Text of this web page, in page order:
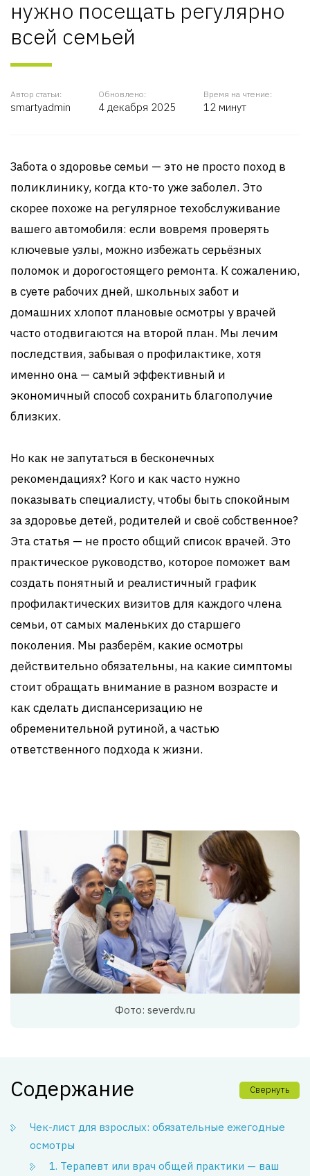
нужно посещать регулярно
всей семьей
Автор статьи:
smartyadmin
Обновлено:
4 декабря 2025
Время на чтение:
12 минут
Забота о здоровье семьи — это не просто поход в
поликлинику, когда кто-то уже заболел. Это
скорее похоже на регулярное техобслуживание
вашего автомобиля: если вовремя проверять
ключевые узлы, можно избежать серьёзных
поломок и дорогостоящего ремонта. К сожалению,
в суете рабочих дней, школьных забот и
домашних хлопот плановые осмотры у врачей
часто отодвигаются на второй план. Мы лечим
последствия, забывая о профилактике, хотя
именно она — самый эффективный и
экономичный способ сохранить благополучие
близких.
Но как не запутаться в бесконечных
рекомендациях? Кого и как часто нужно
показывать специалисту, чтобы быть спокойным
за здоровье детей, родителей и своё собственное?
Эта статья — не просто общий список врачей. Это
практическое руководство, которое поможет вам
создать понятный и реалистичный график
профилактических визитов для каждого члена
семьи, от самых маленьких до старшего
поколения. Мы разберём, какие осмотры
действительно обязательны, на какие симптомы
стоит обращать внимание в разном возрасте и
как сделать диспансеризацию не
обременительной рутиной, а частью
ответственного подхода к жизни.
Фото: severdv.ru
Содержание Свернуть
Чек-лист для взрослых: обязательные ежегодные
осмотры
1. Терапевт или врач общей практики — ваш